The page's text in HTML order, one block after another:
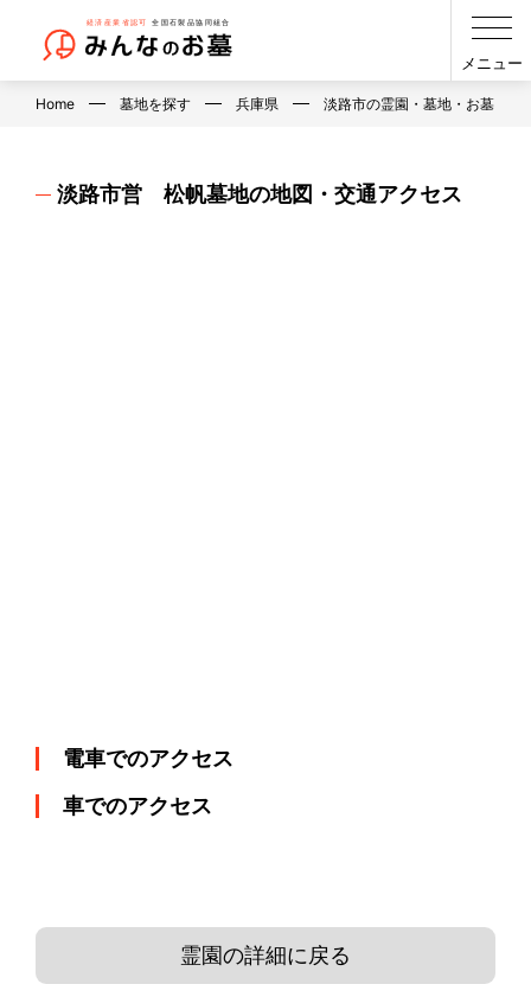
メニュー
Home 墓地を探す 兵庫県 淡路市の霊園・墓地・お墓
淡路市営 松帆墓地の地図・交通アクセス
電車でのアクセス
車でのアクセス
霊園の詳細に戻る